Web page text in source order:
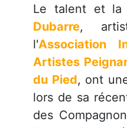
Le talent et la
Dubarre,
l'Association
Artistes
du Pied, ont
lors de sa
des